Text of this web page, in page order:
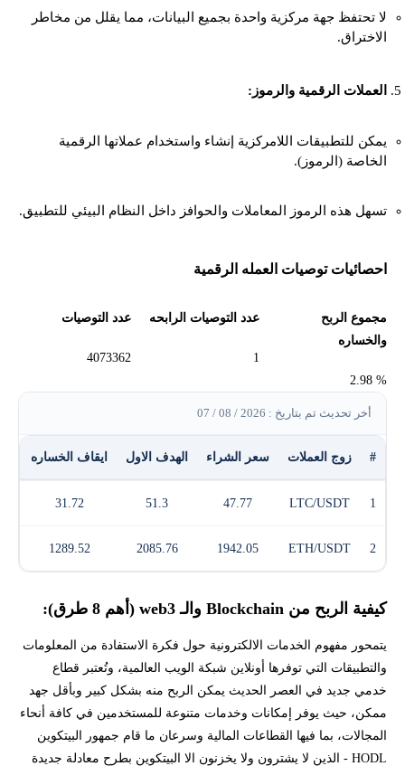
لا تحتفظ جهة مركزية واحدة بجميع البيانات، مما يقلل من مخاطر
الاختراق.
العملات الرقمية والرموز:
يمكن للتطبيقات اللامركزية إنشاء واستخدام عملاتها الرقمية
الخاصة (الرموز).
تسهل هذه الرموز المعاملات والحوافز داخل النظام البيئي للتطبيق.
احصائيات توصيات العمله الرقمية
مجموع الربح
والخساره
% 2.98
عدد التوصيات الرابحه
1
عدد التوصيات
4073362
أخر تحديث تم بتاريخ : 2026 / 08 / 07
# زوج العملات سعر الشراء الهدف الاول ايقاف الخساره
1
LTC/USDT
47.77
51.3
31.72
2
ETH/USDT
1942.05
2085.76
1289.52
كيفية الربح من Blockchain والـ web3 (أهم 8 طرق):
يتمحور مفهوم الخدمات الالكترونية حول فكرة الاستفادة من المعلومات
والتطبيقات التي توفرها أونلاين شبكة الويب العالمية، وتُعتبر قطاع
خدمي جديد في العصر الحديث يمكن الربح منه بشكل كبير وبأقل جهد
ممكن، حيث يوفر إمكانات وخدمات متنوعة للمستخدمين في كافة أنحاء
المجالات، بما فيها القطاعات المالية وسرعان ما قام جمهور البيتكوين
HODL - الذين لا يشترون ولا يخزنون الا البيتكوين بطرح معادلة جديدة